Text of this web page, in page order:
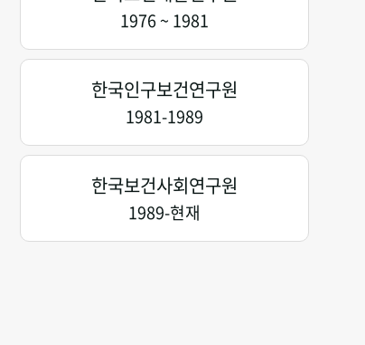
1976 ~ 1981
한국인구보건연구원
1981-1989
한국보건사회연구원
1989-현재